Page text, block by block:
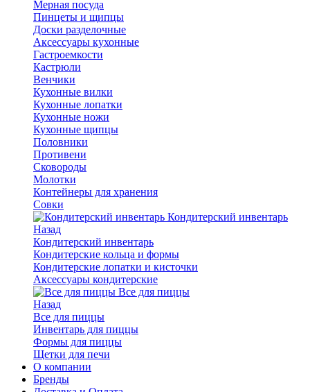
Мерная посуда
Пинцеты и щипцы
Доски разделочные
Аксессуары кухонные
Гастроемкости
Кастрюли
Венчики
Кухонные вилки
Кухонные лопатки
Кухонные ножи
Кухонные щипцы
Половники
Противени
Сковороды
Молотки
Контейнеры для хранения
Совки
Кондитерский инвентарь
Назад
Кондитерский инвентарь
Кондитерские кольца и формы
Кондитерские лопатки и кисточки
Аксессуары кондитерские
Все для пиццы
Назад
Все для пиццы
Инвентарь для пиццы
Формы для пиццы
Щетки для печи
О компании
Бренды